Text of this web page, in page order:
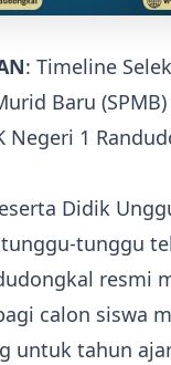
: Timeline
Baru (SPMB)
Negeri 1
Didik
tunggu
resmi
calon siswa
untuk tahun